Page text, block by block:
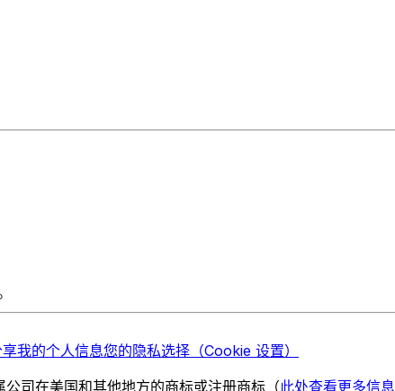
我的个人信息您的隐私选择（Cookie 设置）
司在美国和其他地方的商标或注册商标（此处查看更多信息